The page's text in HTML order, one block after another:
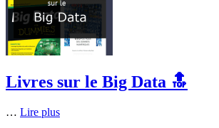
Livres sur le Big Data 🔝
… Lire plus